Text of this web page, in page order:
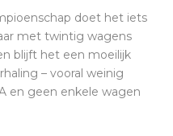
doet het iets
met twintig wagens
blijft het een moeilijk
– vooral weinig
en geen enkele wagen